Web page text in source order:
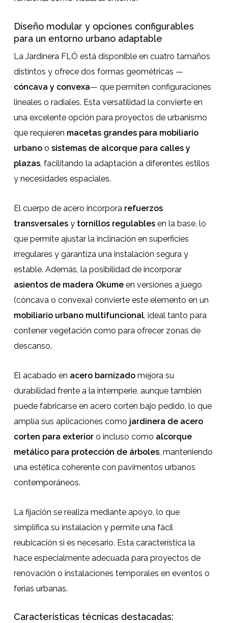
Diseño modular y opciones configurables
para un entorno urbano adaptable
La Jardinera FLÒ está disponible en cuatro tamaños
distintos y ofrece dos formas geométricas —
cóncava y convexa— que permiten configuraciones
lineales o radiales. Esta versatilidad la convierte en
una excelente opción para proyectos de urbanismo
que requieren macetas grandes para mobiliario
urbanoo sistemas de alcorque para calles y
plazas, facilitando la adaptación a diferentes estilos
y necesidades espaciales.
El cuerpo de acero incorpora refuerzos
transversalesy tornillos regulablesen la base, lo
que permite ajustar la inclinación en superficies
irregulares y garantiza una instalación segura y
estable. Además, la posibilidad de incorporar
asientos de madera Okumeen versiones a juego
(cóncava o convexa) convierte este elemento en un
mobiliario urbano multifuncional, ideal tanto para
contener vegetación como para ofrecer zonas de
descanso.
El acabado en acero barnizadomejora su
durabilidad frente a la intemperie, aunque también
puede fabricarse en acero corten bajo pedido, lo que
amplía sus aplicaciones como jardinera de acero
corten para exterioro incluso como alcorque
metálico para protección de árboles, manteniendo
una estética coherente con pavimentos urbanos
contemporáneos.
La fijación se realiza mediante apoyo, lo que
simplifica su instalación y permite una fácil
reubicación si es necesario. Esta característica la
hace especialmente adecuada para proyectos de
renovación o instalaciones temporales en eventos o
ferias urbanas.
Características técnicas destacadas: